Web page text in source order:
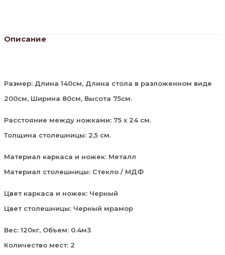
Описание
Размер: Длина 140см, Длина стола в разложенном виде
200см, Ширина 80см, Высота 75см.
Расстояние между ножками: 75 х 24 см.
Толщина столешницы: 2,5 см.
Материал каркаса и ножек: Металл
Материал столешницы: Стекло / МДФ
Цвет каркаса и ножек: Черный
Цвет столешницы: Черный мрамор
Вес: 120кг, Объем: 0.4м3
Количество мест: 2